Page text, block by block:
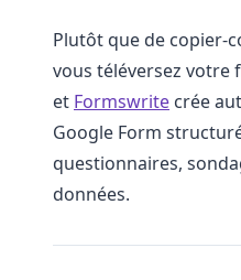
Plutôt que de copier-
vous téléversez votre
et Formswrite crée
Google Form
questionnaires,
données.